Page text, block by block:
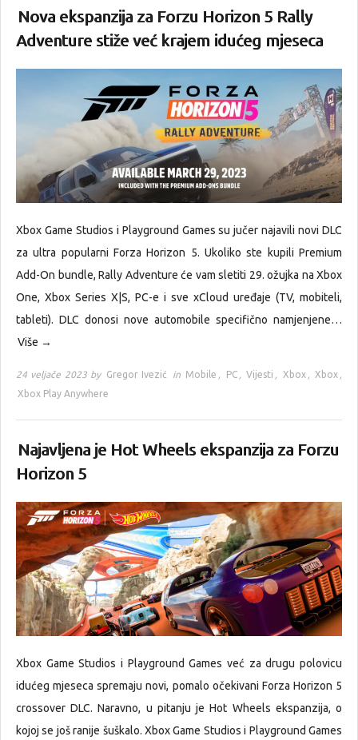
Nova ekspanzija za Forzu Horizon 5 Rally
Adventure stiže već krajem idućeg mjeseca
Xbox Game Studios i Playground Games su jučer najavili novi DLC
za ultra popularni Forza Horizon 5. Ukoliko ste kupili Premium
Add-On bundle, Rally Adventure će vam sletiti 29. ožujka na Xbox
One, Xbox Series X|S, PC-e i sve xCloud uređaje (TV, mobiteli,
tableti). DLC donosi nove automobile specifično namjenjene…
Više →
24 veljače 2023 by Gregor Ivezić in Mobile , PC , Vijesti , Xbox , Xbox ,
Xbox Play Anywhere
Najavljena je Hot Wheels ekspanzija za Forzu
Horizon 5
Xbox Game Studios i Playground Games već za drugu polovicu
idućeg mjeseca spremaju novi, pomalo očekivani Forza Horizon 5
crossover DLC. Naravno, u pitanju je Hot Wheels ekspanzija, o
kojoj se još ranije šuškalo. Xbox Game Studios i Playground Games